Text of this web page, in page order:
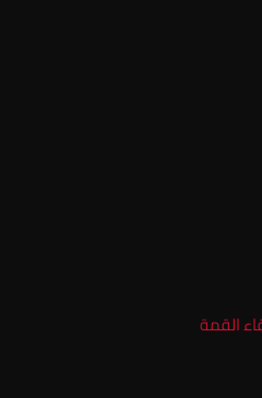
القمة